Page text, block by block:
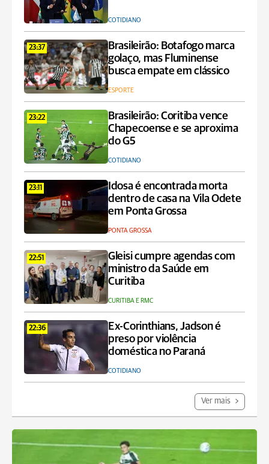
COTIDIANO
23:37
Brasileirão: Botafogo marca
golaço, mas Fluminense
busca empate em clássico
ESPORTE
23:22
Brasileirão: Coritiba vence
Chapecoense e se aproxima
do G5
COTIDIANO
23:11
Idosa é encontrada morta
dentro de casa na Vila Odete
em Ponta Grossa
PONTA GROSSA
22:51
Gleisi cumpre agendas com
ministro da Saúde em
Curitiba
CURITIBA E RMC
22:36
Ex-Corinthians, Jadson é
preso por violência
doméstica no Paraná
COTIDIANO
Ver mais